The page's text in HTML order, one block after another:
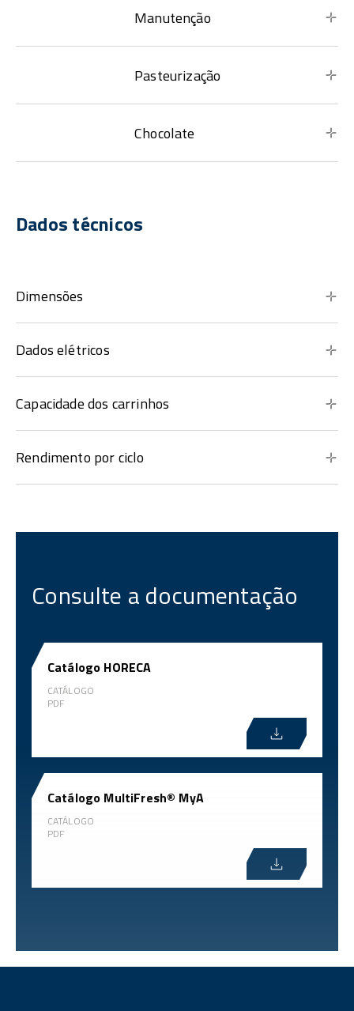
Manutenção
Pasteurização
Chocolate
Dados técnicos
Dimensões
Dados elétricos
Capacidade dos carrinhos
Rendimento por ciclo
Consulte a documentação
Catálogo HORECA
CATÁLOGO
PDF
Catálogo MultiFresh® MyA
CATÁLOGO
PDF